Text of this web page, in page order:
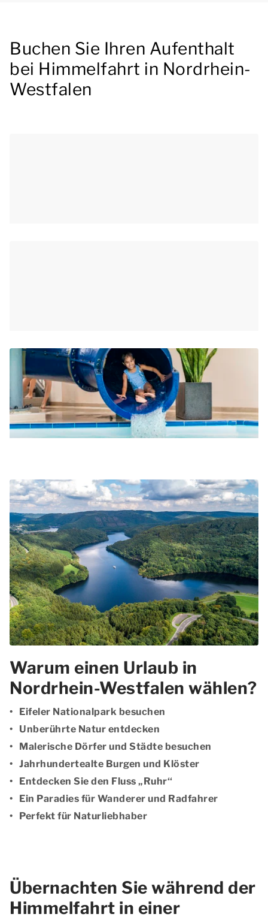
Buchen Sie Ihren Aufenthalt
bei Himmelfahrt in Nordrhein-
Westfalen
Warum einen Urlaub in
Nordrhein-Westfalen wählen?
Eifeler Nationalpark besuchen
Unberührte Natur entdecken
Malerische Dörfer und Städte besuchen
Jahrhundertealte Burgen und Klöster
Entdecken Sie den Fluss „Ruhr‘‘
Ein Paradies für Wanderer und Radfahrer
Perfekt für Naturliebhaber
Übernachten Sie während der
Himmelfahrt in einer